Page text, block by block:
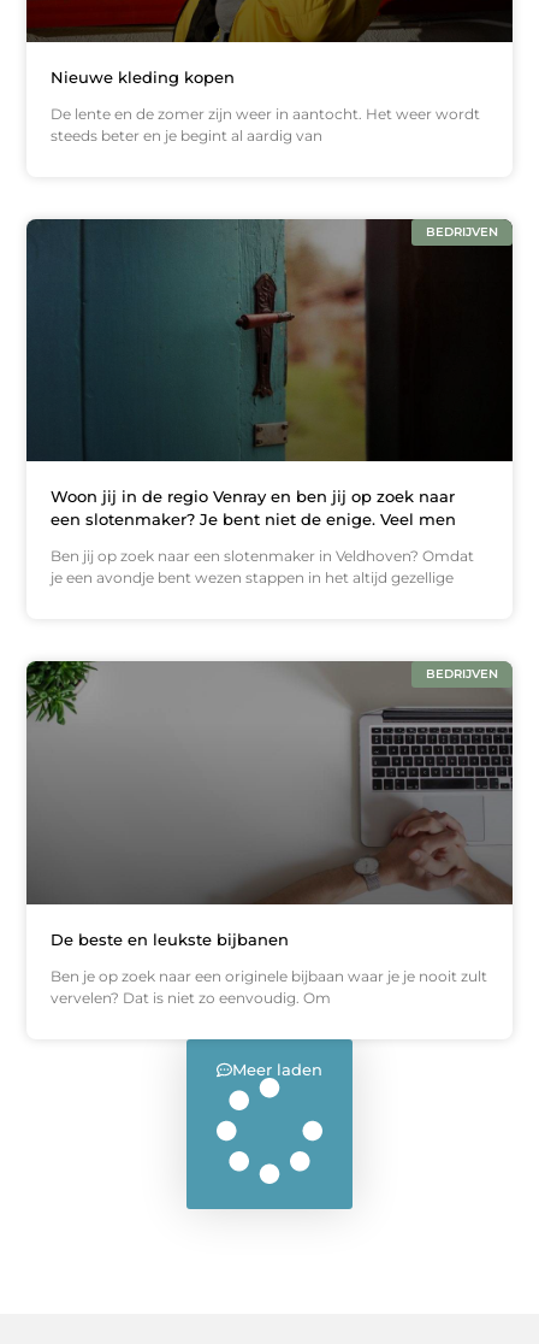
Nieuwe kleding kopen
De lente en de zomer zijn weer in aantocht. Het weer wordt
steeds beter en je begint al aardig van
BEDRIJVEN
Woon jij in de regio Venray en ben jij op zoek naar
een slotenmaker? Je bent niet de enige. Veel men
Ben jij op zoek naar een slotenmaker in Veldhoven? Omdat
je een avondje bent wezen stappen in het altijd gezellige
BEDRIJVEN
De beste en leukste bijbanen
Ben je op zoek naar een originele bijbaan waar je je nooit zult
vervelen? Dat is niet zo eenvoudig. Om
Meer laden